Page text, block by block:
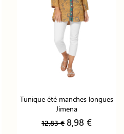
Tunique été manches longues
Jimena
12,83 € 8,98 €